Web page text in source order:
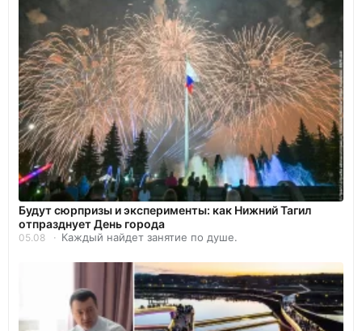
Будут сюрпризы и эксперименты: как Нижний Тагил
отпразднует День города
05.08 Каждый найдет занятие по душе.